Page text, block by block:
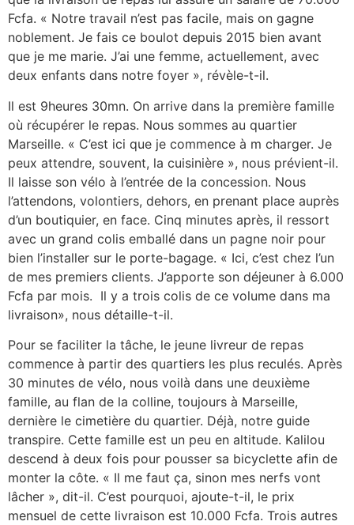
Fcfa. « Notre travail n’est pas facile, mais on gagne
noblement. Je fais ce boulot depuis 2015 bien avant
que je me marie. J’ai une femme, actuellement, avec
deux enfants dans notre foyer », révèle-t-il.
Il est 9heures 30mn. On arrive dans la première famille
où récupérer le repas. Nous sommes au quartier
Marseille. « C’est ici que je commence à m charger. Je
peux attendre, souvent, la cuisinière », nous prévient-il.
Il laisse son vélo à l’entrée de la concession. Nous
l’attendons, volontiers, dehors, en prenant place auprès
d’un boutiquier, en face. Cinq minutes après, il ressort
avec un grand colis emballé dans un pagne noir pour
bien l’installer sur le porte-bagage. « Ici, c’est chez l’un
de mes premiers clients. J’apporte son déjeuner à 6.000
Fcfa par mois. Il y a trois colis de ce volume dans ma
livraison», nous détaille-t-il.
Pour se faciliter la tâche, le jeune livreur de repas
commence à partir des quartiers les plus reculés. Après
30 minutes de vélo, nous voilà dans une deuxième
famille, au flan de la colline, toujours à Marseille,
dernière le cimetière du quartier. Déjà, notre guide
transpire. Cette famille est un peu en altitude. Kalilou
descend à deux fois pour pousser sa bicyclette afin de
monter la côte. « Il me faut ça, sinon mes nerfs vont
lâcher », dit-il. C’est pourquoi, ajoute-t-il, le prix
mensuel de cette livraison est 10.000 Fcfa. Trois autres